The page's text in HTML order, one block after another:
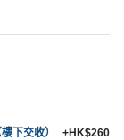
下交收） +HK$260